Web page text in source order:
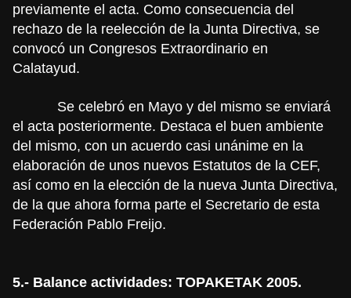
previamente el acta. Como consecuencia del
rechazo de la reelección de la Junta Directiva, se
convocó un Congresos Extraordinario en
Calatayud.
Se celebró en Mayo y del mismo se enviará
el acta posteriormente. Destaca el buen ambiente
del mismo, con un acuerdo casi unánime en la
elaboración de unos nuevos Estatutos de la CEF,
así como en la elección de la nueva Junta Directiva,
de la que ahora forma parte el Secretario de esta
Federación Pablo Freijo.
5.- Balance actividades: TOPAKETAK 2005.